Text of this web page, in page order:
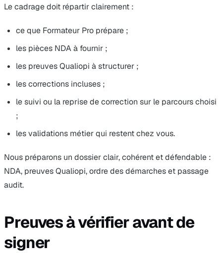
Le cadrage doit répartir clairement :
ce que Formateur Pro prépare ;
les pièces NDA à fournir ;
les preuves Qualiopi à structurer ;
les corrections incluses ;
le suivi ou la reprise de correction sur le parcours choisi
;
les validations métier qui restent chez vous.
Nous préparons un dossier clair, cohérent et défendable :
NDA, preuves Qualiopi, ordre des démarches et passage
audit.
Preuves à vérifier avant de
signer